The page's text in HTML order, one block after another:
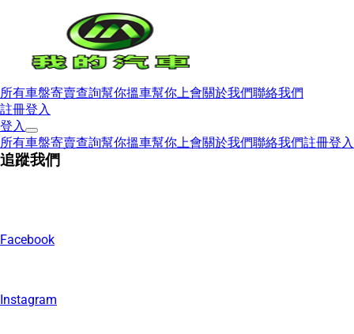
所有車盤寄賣查詢幫你搵車幫你上會關於我們聯絡我們
註冊登入
登入
所有車盤寄賣查詢幫你搵車幫你上會關於我們聯絡我們註冊登入
追蹤我們
Facebook
Instagram